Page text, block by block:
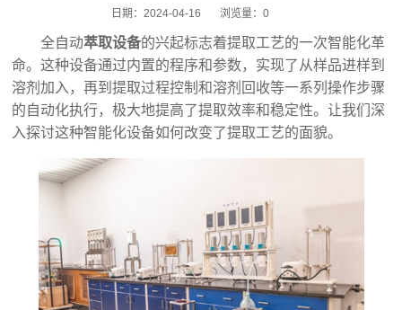
2024-04-16
日期： 浏览量：0
全自动萃取设备的兴起标志着提取工艺的一次智能化革
命。这种设备通过内置的程序和参数，实现了从样品进样到
溶剂加入，再到提取过程控制和溶剂回收等一系列操作步骤
的自动化执行，极大地提高了提取效率和稳定性。让我们深
入探讨这种智能化设备如何改变了提取工艺的面貌。